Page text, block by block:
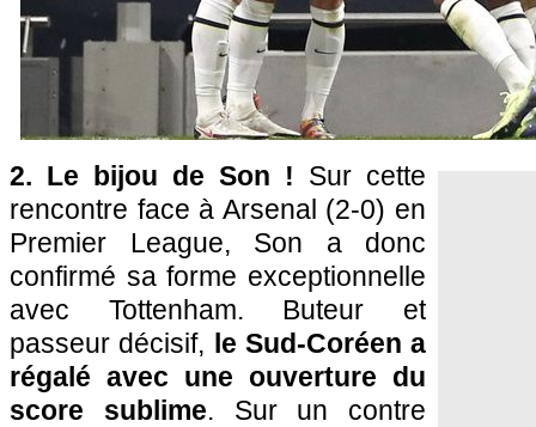
2. Le bijou de Son ! Sur cette
rencontre face à Arsenal (2-0) en
Premier League, Son a donc
confirmé sa forme exceptionnelle
avec Tottenham. Buteur et
passeur décisif, le Sud-Coréen a
régalé avec une ouverture du
score sublime. Sur un contre